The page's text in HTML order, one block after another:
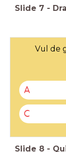
Slide 7 -
Vul de
A
C
Slide 8 -